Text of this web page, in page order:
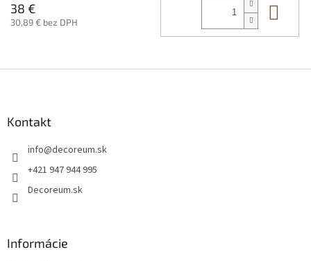
38 €
30,89 € bez DPH
Kontakt
info@decoreum.sk
+421 947 944 995
Decoreum.sk
Informácie